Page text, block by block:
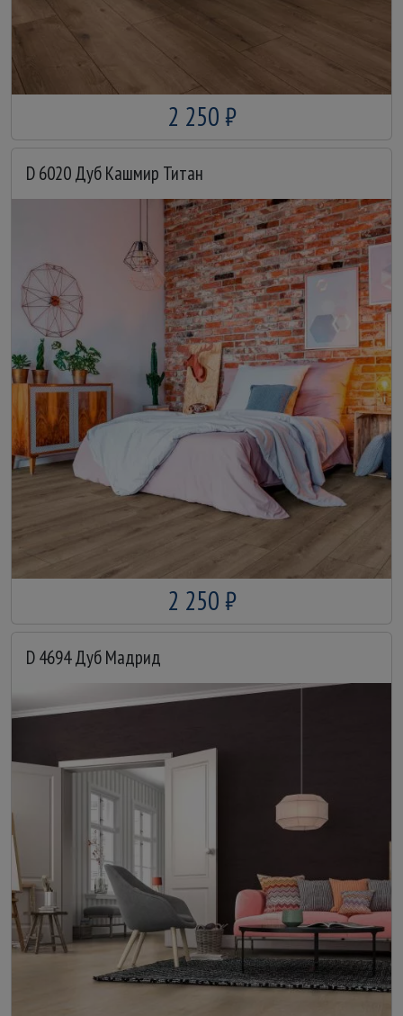
2 250 ₽
D 6020 Дуб Кашмир Титан
2 250 ₽
D 4694 Дуб Мадрид